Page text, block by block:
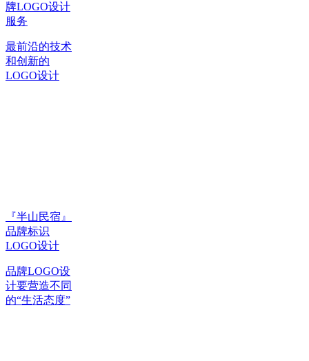
牌LOGO设计
服务
最前沿的技术
和创新的
LOGO设计
『半山民宿』
品牌标识
LOGO设计
品牌LOGO设
计要营造不同
的“生活态度”